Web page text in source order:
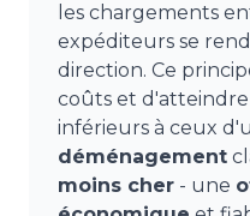
les chargements
expéditeurs se
direction. Ce
coûts et d'atteindre
inférieurs à ceux
déménagement
moins cher - une